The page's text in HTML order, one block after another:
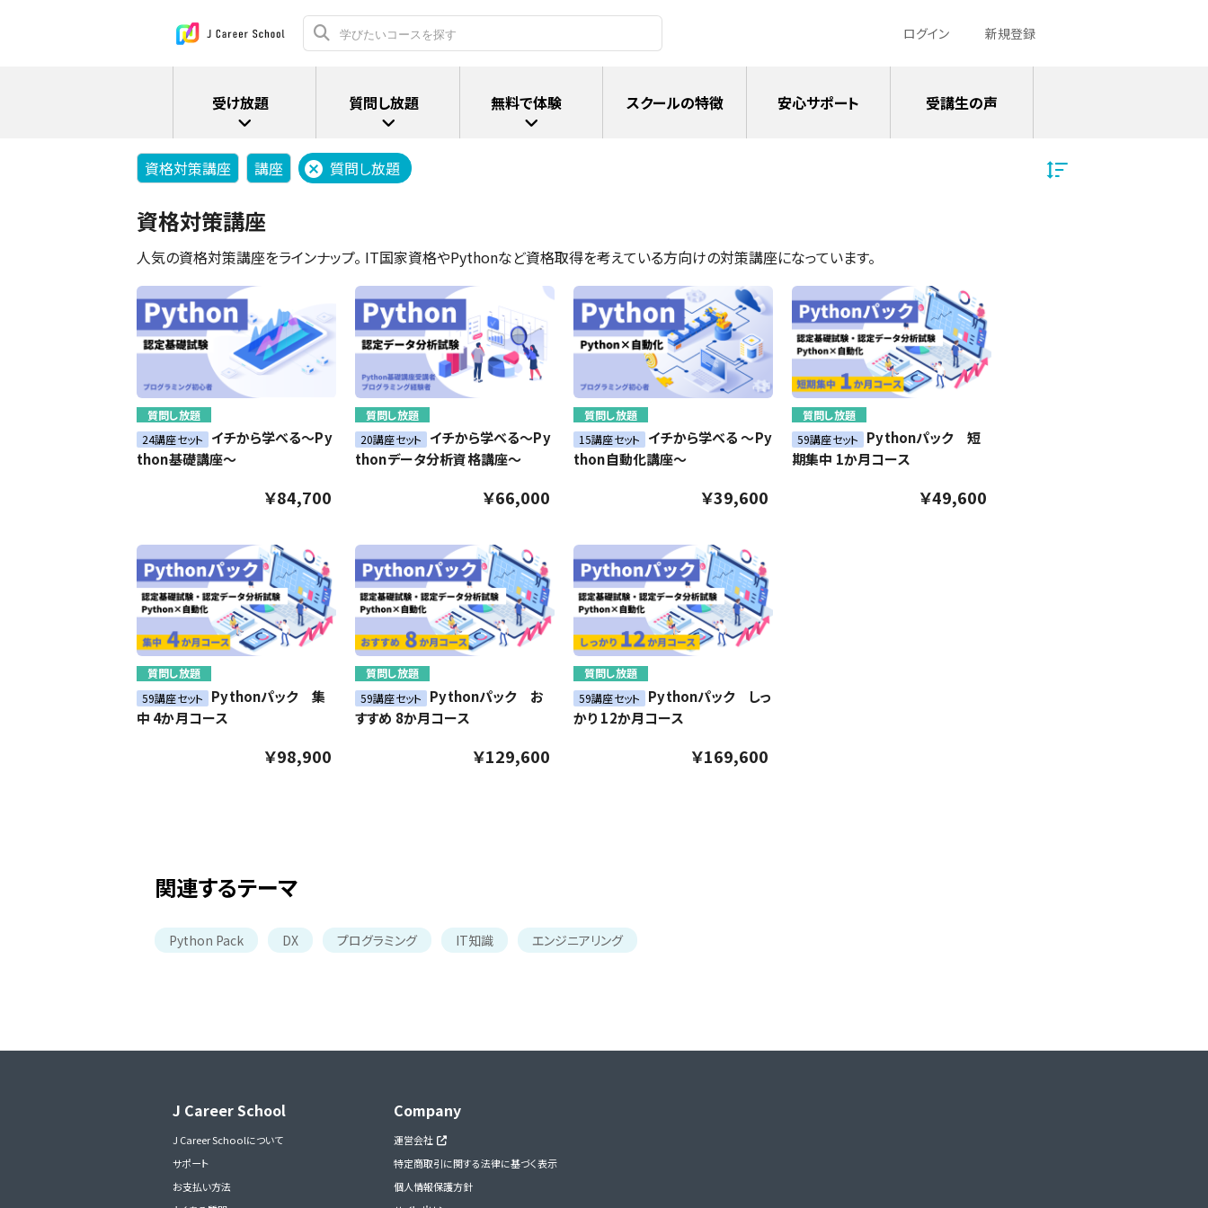
ログイン 新規登録
資格対策講座 講座 質問し放題
資格対策講座
人気の資格対策講座をラインナップ。 IT国家資格やPythonなど資格取得を考えている方向けの対策講座になっています。
質問し放題
24講座セット
イチから学べる～Py
thon基礎講座～
￥84,700
質問し放題
20講座セット
イチから学べる～Py
thonデータ分析資格講座～
￥66,000
質問し放題
15講座セット
イチから学べる ～Py
thon自動化講座～
￥39,600
質問し放題
59講座セット
Pythonパック 短
期集中 1か月コース
￥49,600
質問し放題
59講座セット
Pythonパック 集
中 4か月コース
￥98,900
質問し放題
59講座セット
Pythonパック お
すすめ 8か月コース
￥129,600
質問し放題
59講座セット
Pythonパック しっ
かり 12か月コース
￥169,600
関連するテーマ
Python Pack DX プログラミング IT知識 エンジニアリング
J Career School
J Career Schoolについて
サポート
お支払い方法
Company
運営会社
特定商取引に関する法律に基づく表示
個人情報保護方針
スクールの特徴 安心サポート 受講生の声
受け放題 質問し放題 無料で体験